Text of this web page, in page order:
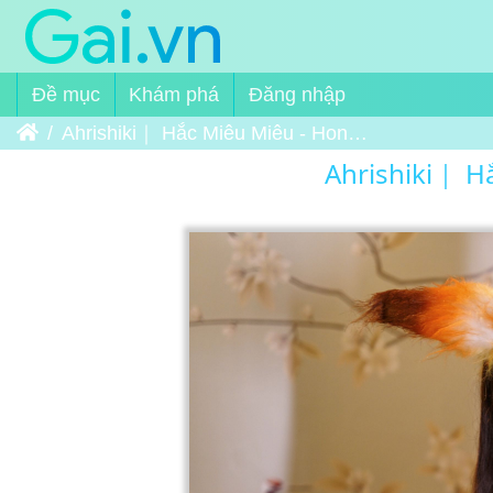
Đề mục Khám phá
Đăng nhập
Trang chủAhrishiki｜ Hắc Miêu Miêu - Honor Of Kings - Daji (Ali Girl Ver.) 1
Ahrishiki｜